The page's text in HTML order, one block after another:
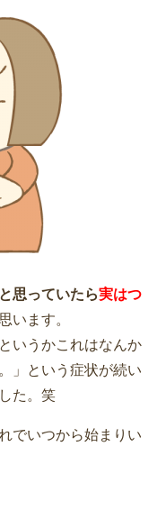
思っていたら実はつ
います。
いうかこれはなんか
」という症状が続い
た。笑
でいつから始まりい